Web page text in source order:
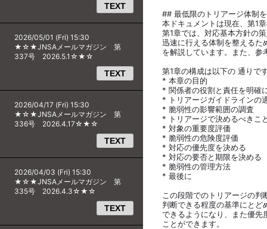
TEXT
2026/05/01 (Fri) 15:30
★☆★JNSAメールマガジン 第
337号 2026.5.1☆★☆
TEXT
2026/04/17 (Fri) 15:30
★☆★JNSAメールマガジン 第
336号 2026.4.17☆★☆
TEXT
2026/04/03 (Fri) 15:30
★☆★JNSAメールマガジン 第
335号 2026.4.3☆★☆
TEXT
## 最低限のトリアージ体制
本ドキュメントは現在、第1
第1章では、対応基本方針の
迅速に行える体制を整えるた
を解説しています。また、
第1章の構成は以下の 通りで
* 本章の目的
* 関係者の役割と責任を明確
* トリアージガイドラインの
* 脆弱性の影響範囲の調査
* トリアージで決めるべきこ
* 対象の重要度評価
* 脆弱性の危険度評価
* 対応の優先度を決める
* 対応の要否と期限を決める
* 脆弱性の管理方法
* 最後に
この段階でのトリアージの
判断できる程度の基準にと
できるようになり、また優先
ことができます。